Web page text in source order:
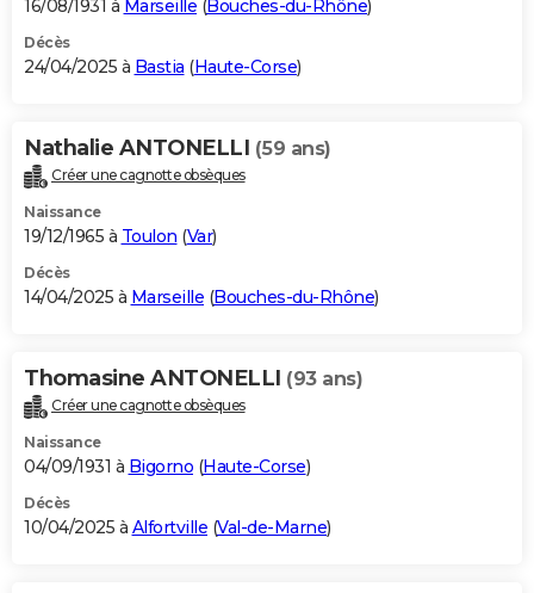
16/08/1931 à Marseille (Bouches-du-Rhône)
Décès
24/04/2025 à Bastia (Haute-Corse)
Nathalie ANTONELLI (59 ans)
Créer une cagnotte obsèques
Naissance
19/12/1965 à Toulon (Var)
Décès
14/04/2025 à Marseille (Bouches-du-Rhône)
Thomasine ANTONELLI (93 ans)
Créer une cagnotte obsèques
Naissance
04/09/1931 à Bigorno (Haute-Corse)
Décès
10/04/2025 à Alfortville (Val-de-Marne)